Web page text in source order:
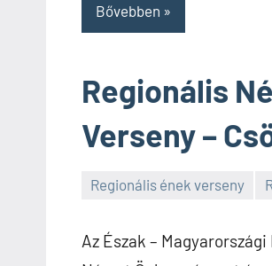
Bővebben
Regionális
Verseny –
Regionális ének verseny
Az Észak –